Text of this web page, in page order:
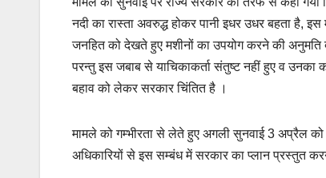
नदी का रास्ता अवरुद्ध होकर पानी इधर उधर बहता
जनहित को देखते हुए मशीनों का उपयोग करने की अनुमति
परन्तु इस जबाब से याचिकाकर्ता संतुष्ट नहीं हुए व
बहाव को लेकर सरकार चिंतित है ।
मामले को गम्भीरता से लेते हुए अगली सुनवाई 3 अप्रैल
अधिकारियों से इस सम्बंध में सरकार का प्लान प्रस्तुत